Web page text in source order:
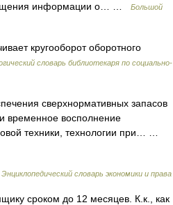
информации о… …
Большой
кругооборот оборотного
словарь библиотекаря по социально-
сверхнормативных запасов
временное восполнение
техники, технологии при… …
Энциклопедический словарь экономики и права
сроком до 12 месяцев. К.к., как